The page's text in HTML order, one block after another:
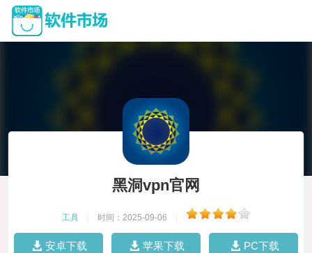
黑洞vpn官网
工具 时间：2025-09-06
安卓下载 苹果下载 PC下载